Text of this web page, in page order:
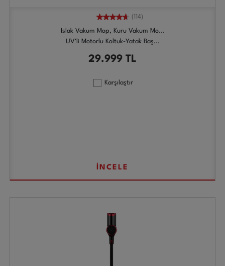
(114)
Islak Vakum Mop, Kuru Vakum Mo...
UV'li Motorlu Koltuk-Yatak Baş...
29.999 TL
Karşılaştır
İNCELE